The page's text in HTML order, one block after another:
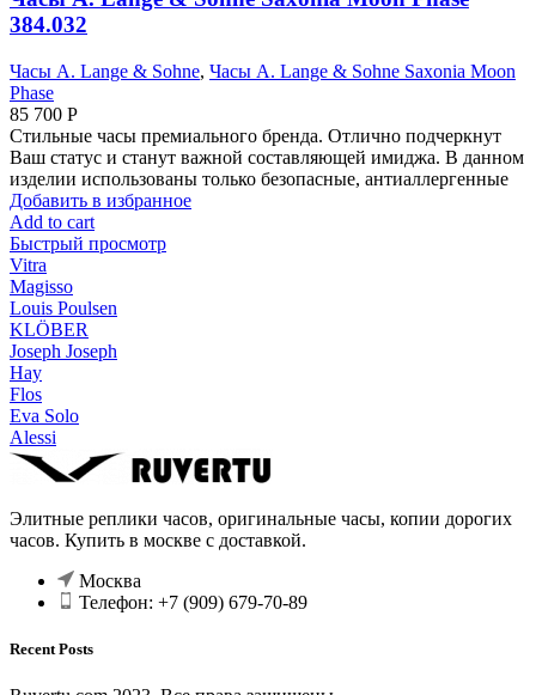
384.032
Часы A. Lange & Sohne, Часы A. Lange & Sohne Saxonia Moon
Phase
85 700 Р
Стильные часы премиального бренда. Отлично подчеркнут
Ваш статус и станут важной составляющей имиджа. В данном
изделии использованы только безопасные, антиаллергенные
Добавить в избранное
Add to cart
Быстрый просмотр
Vitra
Magisso
Louis Poulsen
KLÖBER
Joseph Joseph
Hay
Flos
Eva Solo
Alessi
Элитные реплики часов, оригинальные часы, копии дорогих
часов. Купить в москве с доставкой.
Москва
Телефон: +7 (909) 679-70-89
Recent Posts